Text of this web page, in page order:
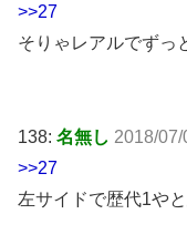
>>27
そりゃレアルでずっ
138: 名無し 2018/
>>27
左サイドで歴代1や